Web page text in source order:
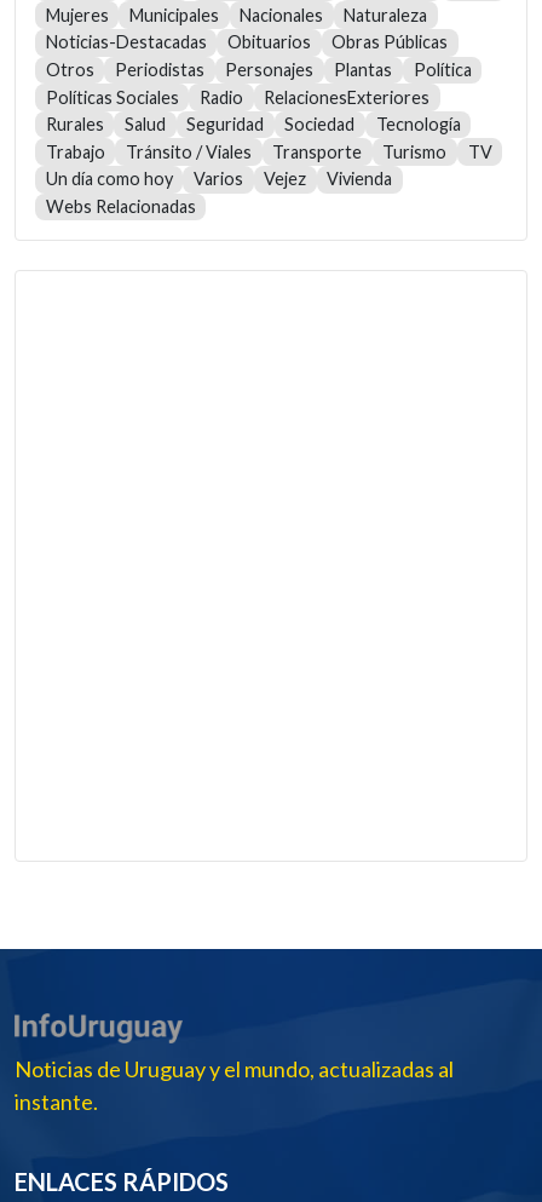
Mujeres
Municipales Nacionales
Naturaleza
Noticias-Destacadas
Obituarios
Obras Públicas
Otros
Periodistas Personajes Plantas
Política
Políticas Sociales
Radio
RelacionesExteriores
Rurales
Salud Seguridad Sociedad
Tecnología
Trabajo
Tránsito / Viales Transporte Turismo
TV
Un día como hoy
Varios Vejez
Vivienda
Webs Relacionadas
Noticias de Uruguay y el mundo, actualizadas al
instante.
ENLACES RÁPIDOS